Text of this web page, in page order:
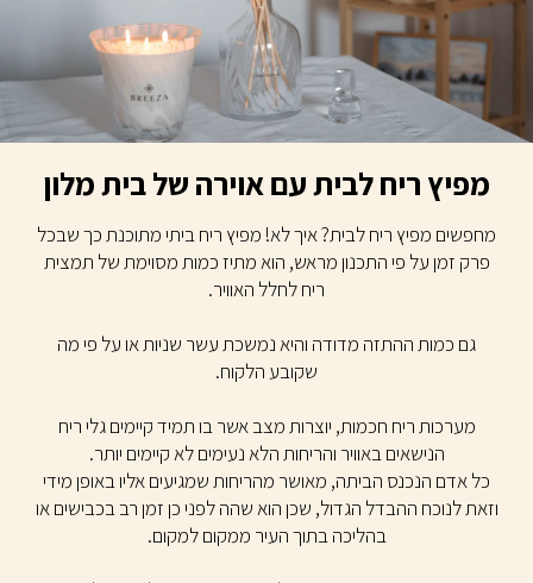
מפיץ ריח לבית עם אוירה של בית מלון
מחפשים מפיץ ריח לבית? איך לא! מפיץ ריח ביתי מתוכנת כך שבכל
פרק זמן על פי התכנון מראש, הוא מתיז כמות מסוימת של תמצית
ריח לחלל האוויר.
גם כמות ההתזה מדודה והיא נמשכת עשר שניות או על פי מה
שקובע הלקוח.
מערכות ריח חכמות, יוצרות מצב אשר בו תמיד קיימים גלי ריח
הנישאים באוויר והריחות הלא נעימים לא קיימים יותר.
כל אדם הנכנס הביתה, מאושר מהריחות שמגיעים אליו באופן מידי
וזאת לנוכח ההבדל הגדול, שכן הוא שהה לפני כן זמן רב בכבישים או
בהליכה בתוך העיר ממקום למקום.